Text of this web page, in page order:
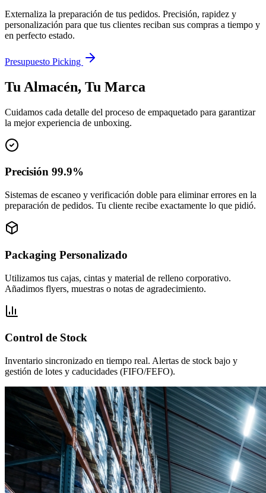
Externaliza la preparación de tus pedidos. Precisión, rapidez y
personalización para que tus clientes reciban sus compras a tiempo y
en perfecto estado.
Presupuesto Picking
Tu Almacén, Tu Marca
Cuidamos cada detalle del proceso de empaquetado para garantizar
la mejor experiencia de unboxing.
Precisión 99.9%
Sistemas de escaneo y verificación doble para eliminar errores en la
preparación de pedidos. Tu cliente recibe exactamente lo que pidió.
Packaging Personalizado
Utilizamos tus cajas, cintas y material de relleno corporativo.
Añadimos flyers, muestras o notas de agradecimiento.
Control de Stock
Inventario sincronizado en tiempo real. Alertas de stock bajo y
gestión de lotes y caducidades (FIFO/FEFO).